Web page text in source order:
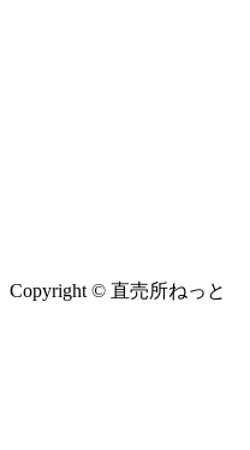
Copyright © 直売所ねっと